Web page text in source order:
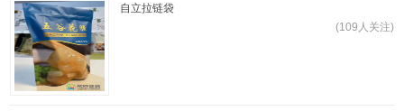
自立拉链袋
(109人关注)